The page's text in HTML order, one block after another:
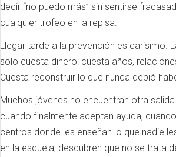
decir “no puedo más” sin sentirse
cualquier trofeo en la repisa.
Llegar tarde a la prevención es carísimo.
solo cuesta dinero: cuesta años,
Cuesta reconstruir lo que nunca debió
Muchos jóvenes no encuentran otra
cuando finalmente aceptan ayuda,
centros donde les enseñan lo que nadie
en la escuela, descubren que no se trata